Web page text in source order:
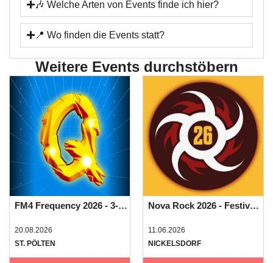
🎶 Welche Arten von Events finde ich hier?
📍 Wo finden die Events statt?
Weitere Events durchstöbern
FM4 Frequency 2026 - 3-Tages-Festivalpass
20.08.2026
ST. PÖLTEN
Nova Rock 2026 - Festivalpass
11.06.2026
NICKELSDORF